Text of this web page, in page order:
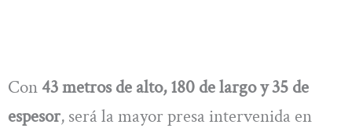
Con 43 metros de alto, 180 de largo y 35 de
espesor, será la mayor presa intervenida en